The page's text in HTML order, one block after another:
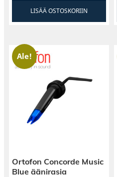
LISÄÄ OSTOSKORIIN
Ale!
Ortofon Concorde Music
Blue äänirasia